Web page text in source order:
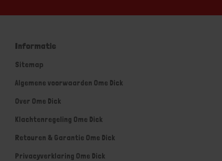
Informatie
Sitemap
Algemene voorwaarden Ome Dick
Over Ome Dick
Klachtenregeling Ome Dick
Retouren & Garantie Ome Dick
Privacyverklaring Ome Dick